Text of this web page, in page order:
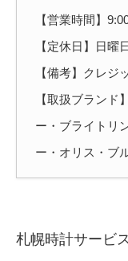
【営業時間】
【定休日】日曜
【備考】クレジ
【取扱ブランド
ー・ブライトリ
ー・オリス・ブ
札幌時計サービ